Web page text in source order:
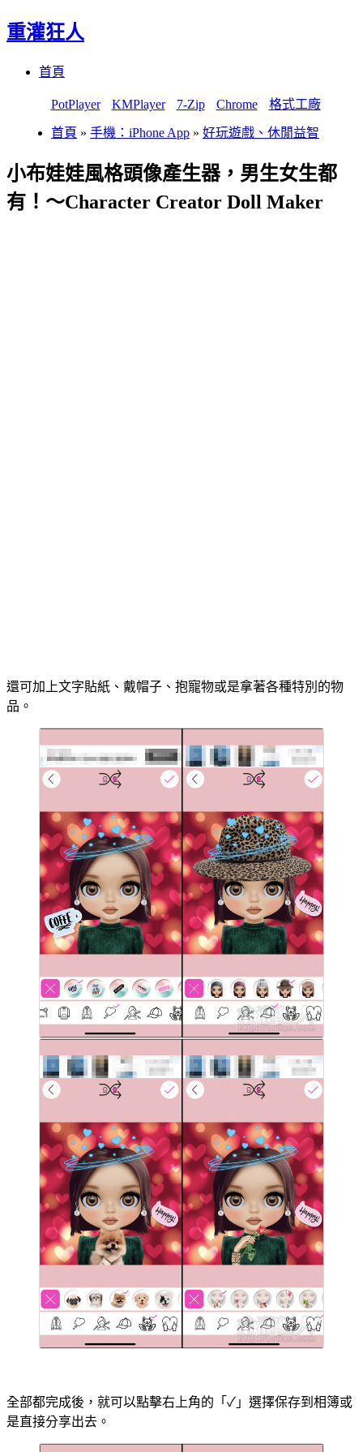
重灌狂人
首頁
PotPlayer KMPlayer 7-Zip Chrome 格式工廠
首頁 » 手機：iPhone App » 好玩遊戲、休閒益智
小布娃娃風格頭像產生器，男生女生都
有！～Character Creator Doll Maker
還可加上文字貼紙、戴帽子、抱寵物或是拿著各種特別的物
品。
全部都完成後，就可以點擊右上角的「✓」選擇保存到相簿或
是直接分享出去。